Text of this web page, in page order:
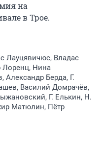
на
в Трое.
Лауцявичюс, Владас
Лоренц, Нина
Александр Берда, Г.
Василий Домрачёв,
Г. Елькин, Н.
Матюлин, Пётр